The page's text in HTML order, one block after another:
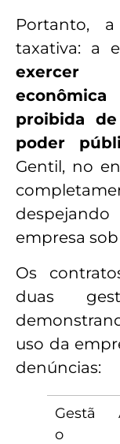
Portanto,
taxativa: a
exercer
econômica
proibida
poder
Gentil, no
empresa
Os
duas
uso da
denúncias:
Gestã
o